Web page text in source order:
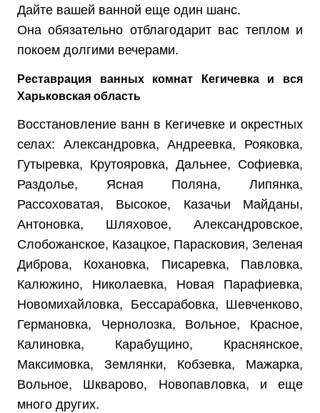
Дайте вашей ванной еще один шанс.
Она обязательно отблагодарит вас теплом и
покоем долгими вечерами.
Реставрация ванных комнат Кегичевка и вся
Харьковская область
Восстановление ванн в Кегичевке и окрестных
селах: Александровка, Андреевка, Рояковка,
Гутыревка, Крутояровка, Дальнее, Софиевка,
Раздолье, Ясная Поляна, Липянка,
Рассоховатая, Высокое, Казачьи Майданы,
Антоновка, Шляховое, Александровское,
Слобожанское, Казацкое, Парасковия, Зеленая
Диброва, Кохановка, Писаревка, Павловка,
Калюжино, Николаевка, Новая Парафиевка,
Новомихайловка, Бессарабовка, Шевченково,
Германовка, Чернолозка, Вольное, Красное,
Калиновка, Карабущино, Краснянское,
Максимовка, Землянки, Кобзевка, Мажарка,
Вольное, Шкварово, Новопавловка, и еще
много других.